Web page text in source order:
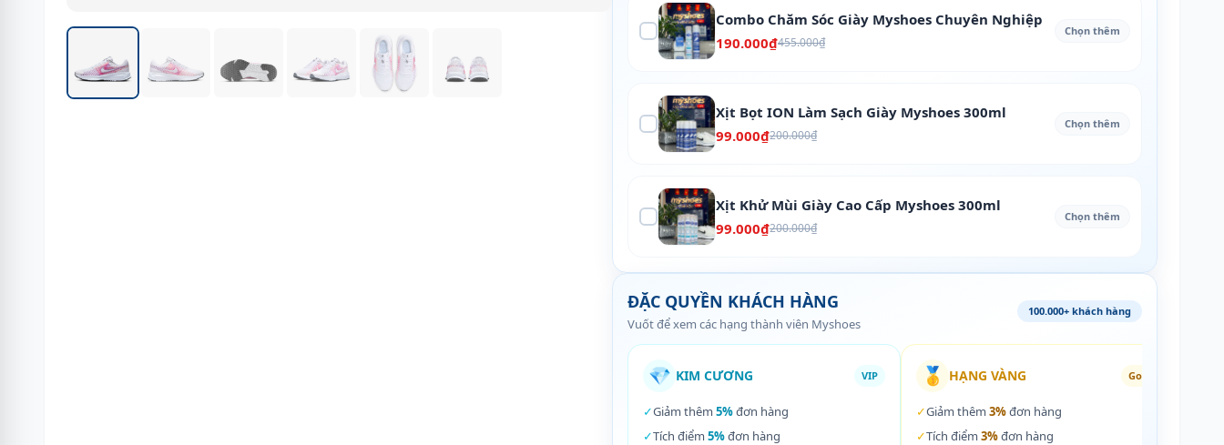
Combo Chăm Sóc Giày Myshoes Chuyên Nghiệp
190.000₫455.000₫
Chọn thêm
Xịt Bọt ION Làm Sạch Giày Myshoes 300ml
99.000₫200.000₫
Chọn thêm
Xịt Khử Mùi Giày Cao Cấp Myshoes 300ml
99.000₫200.000₫
Chọn thêm
ĐẶC QUYỀN KHÁCH HÀNG
Vuốt để xem các hạng thành viên Myshoes
100.000+ khách hàng
💎 KIM CƯƠNG VIP
✓Giảm thêm 5%đơn hàng
✓Tích điểm 5%đơn hàng
🥇 HẠNG VÀNG Gold
✓Giảm thêm 3%đơn hàng
✓Tích điểm 3%đơn hàng